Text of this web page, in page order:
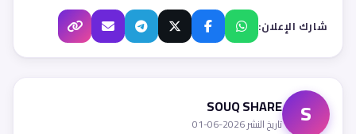
شارك الإعلان:
S
SOUQ SHARE
تاريخ النشر 2026-06-01